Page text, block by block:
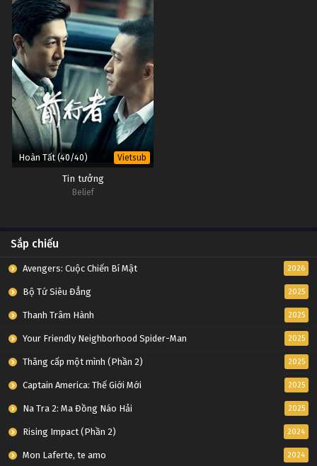
Hoàn Tất (40/40) Vietsub
Tin tưởng
Belief
Sắp chiếu
Avengers: Cuộc Chiến Bí Mật 2026
Bộ Tứ Siêu Đẳng 2025
Thanh Trâm Hành 2025
Your Friendly Neighborhood Spider-Man 2025
Thăng cấp một mình (Phần 2) 2025
Captain America: Thế Giới Mới 2025
Na Tra 2: Ma Đồng Náo Hải 2025
Rising Impact (Phần 2) 2024
Mon Laferte, te amo 2024